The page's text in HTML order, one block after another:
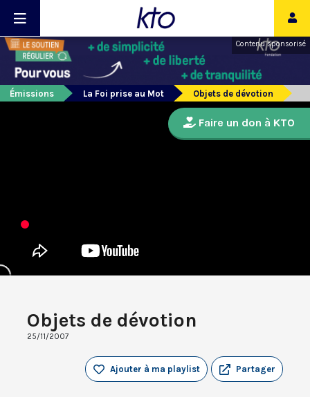
Contenu sponsorisé
Émissions La Foi prise au Mot Objets de dévotion
Objets de dévotion
25/11/2007
Partager
Ajouter à ma playlist
Faire un don à KTO